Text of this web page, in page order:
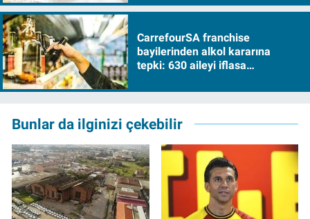
CarrefourSA franchise
bayilerinden alkol kararına
tepki: 630 aileyi iflasa
Bunlar da ilginizi çekebilir